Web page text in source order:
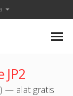
JP2
— alat gratis